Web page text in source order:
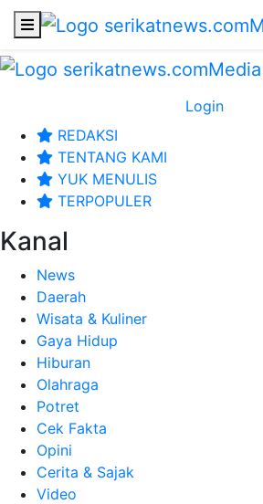
Login
REDAKSI
TENTANG KAMI
YUK MENULIS
TERPOPULER
Kanal
News
Daerah
Wisata & Kuliner
Gaya Hidup
Hiburan
Olahraga
Potret
Cek Fakta
Opini
Cerita & Sajak
Video